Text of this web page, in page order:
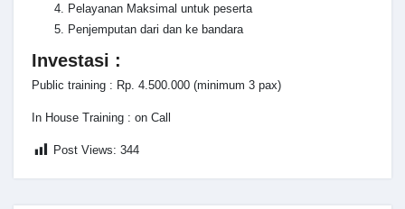
Pelayanan Maksimal untuk peserta
Penjemputan dari dan ke bandara
Investasi :
Public training : Rp. 4.500.000 (minimum 3 pax)
In House Training : on Call
Post Views: 344